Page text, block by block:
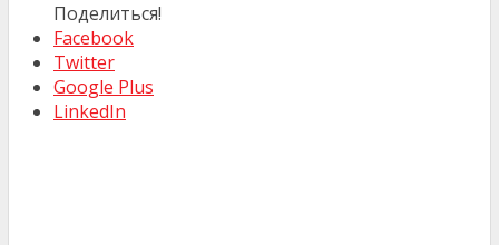
Поделиться!
Facebook
Twitter
Google Plus
LinkedIn